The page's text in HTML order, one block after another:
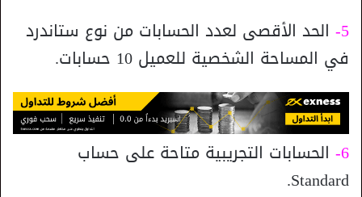
5- الحد الأقصى لعدد الحسابات من نوع ستاندرد
في المساحة الشخصية للعميل 10 حسابات.
6- الحسابات التجريبية متاحة على حساب
Standard.